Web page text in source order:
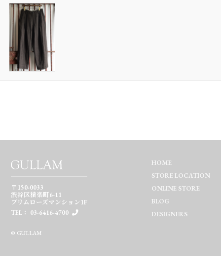
〒150-0033
渋谷区猿楽町6-11
プリムローズマンション1F
TEL： 03-6416-4700
HOME
STORE LOCATION
ONLINE STORE
BLOG
DESIGNERS
© GULLAM